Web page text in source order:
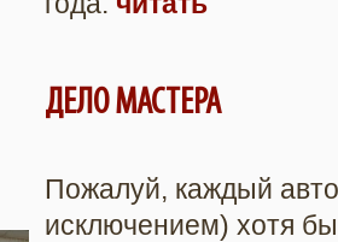
ДЕЛО МАСТЕРА
Пожалуй, каждый
исключением) хотя